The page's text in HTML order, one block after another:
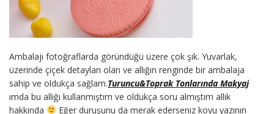
Ambalajı fotoğraflarda göründüğü üzere çok şık. Yuvarlak,
üzerinde çiçek detayları olan ve allığın renginde bir ambalaja
sahip ve oldukça sağlam.Turuncu&Toprak Tonlarında Makyaj
ımda bu allığı kullanmıştım ve oldukça soru almıştım allık
hakkında
Eğer duruşunu da merak ederseniz koyu yazının